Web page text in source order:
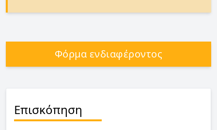
Φόρμα ενδιαφέροντος
Επισκόπηση